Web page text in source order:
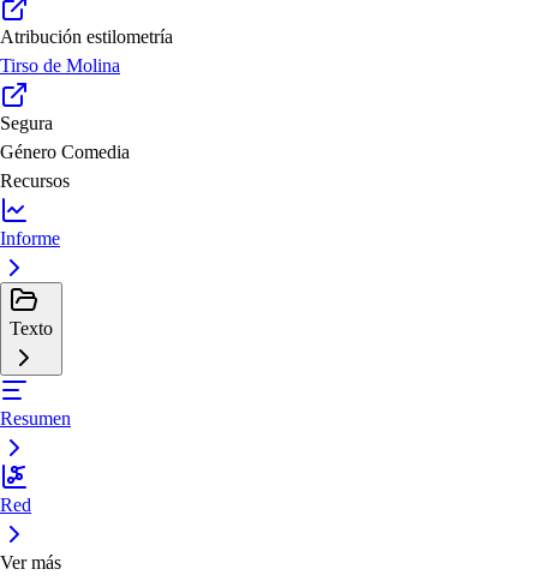
Atribución estilometría
Tirso de Molina
Segura
Género Comedia
Recursos
Informe
Texto
Resumen
Red
Ver más